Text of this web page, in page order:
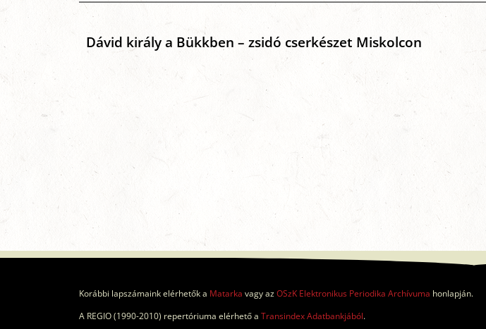
Dávid király a Bükkben – zsidó cserkészet Miskolcon
Korábbi lapszámaink elérhetők a Matarka vagy azOSzK Elektronikus Periodika Archívuma honlapján.
A REGIO (1990-2010) repertóriuma elérhető a Transindex Adatbankjából.